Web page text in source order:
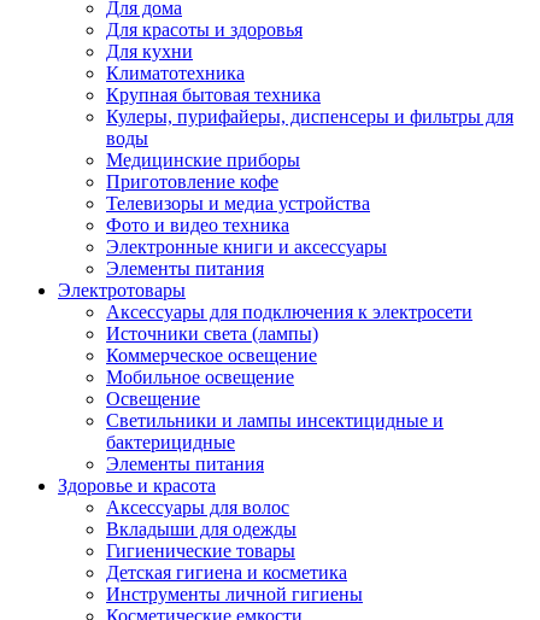
Для дома
Для красоты и здоровья
Для кухни
Климатотехника
Крупная бытовая техника
Кулеры, пурифайеры, диспенсеры и фильтры для
воды
Медицинские приборы
Приготовление кофе
Телевизоры и медиа устройства
Фото и видео техника
Электронные книги и аксессуары
Элементы питания
Электротовары
Аксессуары для подключения к электросети
Источники света (лампы)
Коммерческое освещение
Мобильное освещение
Освещение
Светильники и лампы инсектицидные и
бактерицидные
Элементы питания
Здоровье и красота
Аксессуары для волос
Вкладыши для одежды
Гигиенические товары
Детская гигиена и косметика
Инструменты личной гигиены
Косметические емкости